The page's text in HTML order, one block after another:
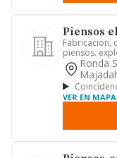
Piensos
Fabricacion,
piensos.
ganadera,
Ronda
VER EN MAPA